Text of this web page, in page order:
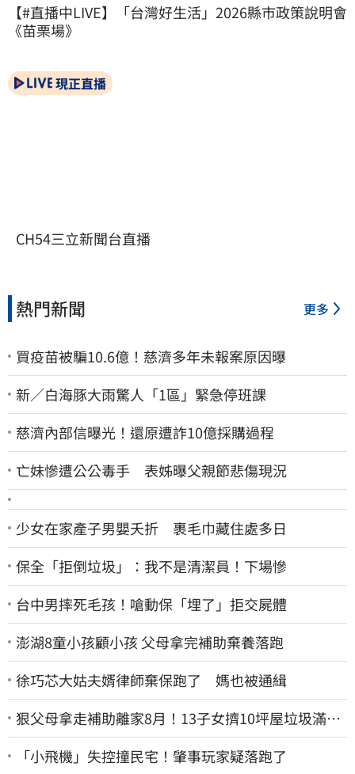
【#直播中LIVE】「台灣好生活」2026縣市政策說明會
《苗栗場》
現正直播
CH54三立新聞台直播
熱門新聞 更多
買疫苗被騙10.6億！慈濟多年未報案原因曝
新／白海豚大雨驚人「1區」緊急停班課
慈濟內部信曝光！還原遭詐10億採購過程
亡妹慘遭公公毒手 表姊曝父親節悲傷現況
少女在家產子男嬰夭折 裹毛巾藏住處多日
保全「拒倒垃圾」：我不是清潔員！下場慘
台中男摔死毛孩！嗆動保「埋了」拒交屍體
澎湖8童小孩顧小孩 父母拿完補助棄養落跑
徐巧芯大姑夫婿律師棄保跑了 媽也被通緝
狠父母拿走補助離家8月！13子女擠10坪屋垃圾滿地
驚見幼童深夜遊蕩
「小飛機」失控撞民宅！肇事玩家疑落跑了